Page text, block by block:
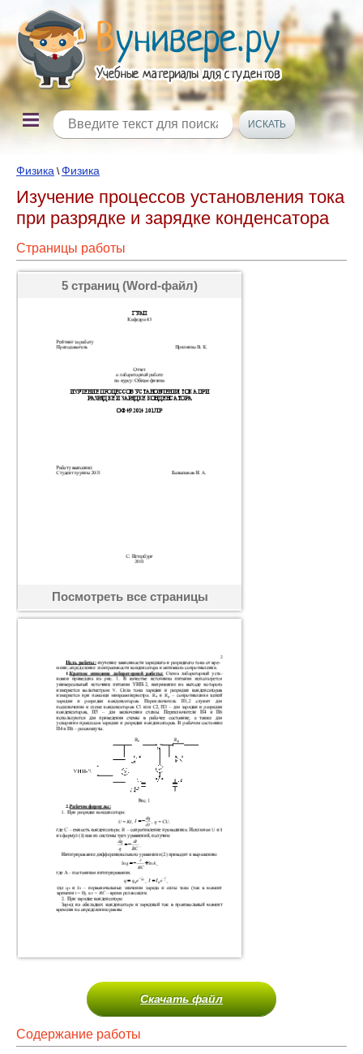
Физика \Физика
Изучение процессов установления тока
при разрядке и зарядке конденсатора
Страницы работы
5 страниц (Word-файл)
Посмотреть все страницы
Скачать файл
Содержание работы